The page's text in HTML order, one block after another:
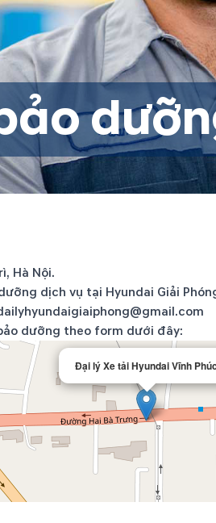
Đặt lịch bảo dưỡng
Hà Nội.
dịch vụ tại Hyundai Giải
dưỡng theo form dưới đây:
Đại lý Xe tải Hyundai Vĩnh Phúc